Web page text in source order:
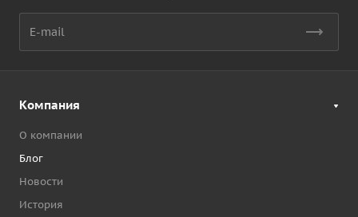
Компания
О компании
Блог
Новости
История